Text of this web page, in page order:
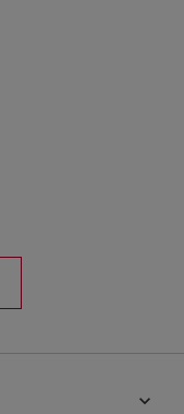
keyboard_arrow_down